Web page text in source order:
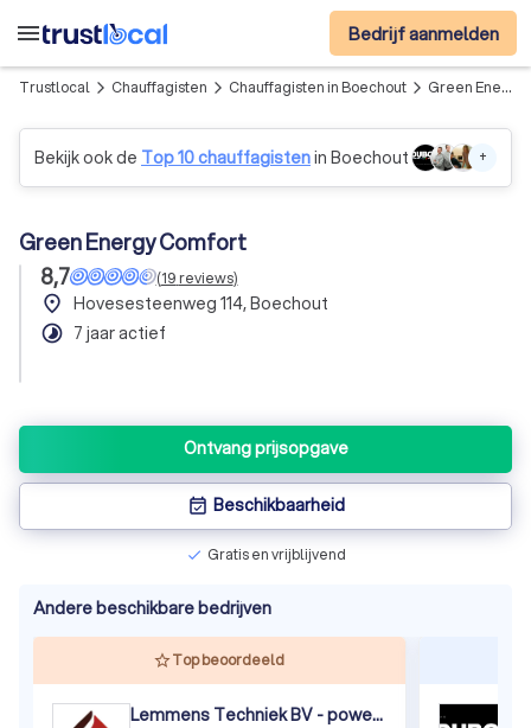
menu Bedrijf aanmelden
Trustlocal arrow_forward_ios Chauffagisten arrow_forward_ios Chauffagisten in Boechout arrow_forward_ios Green Energy Comfort
Bekijk ook de Top 10 chauffagistenin Boechout +
Green Energy Comfort
8,7
(19reviews)
place Hovesesteenweg 114, Boechout
timelapse 7 jaar actief
Ontvang prijsopgave
event_available Beschikbaarheid
check Gratis en vrijblijvend
Andere beschikbare bedrijven
Top beoordeeld
Lemmens Techniek BV - powered by VENUVO